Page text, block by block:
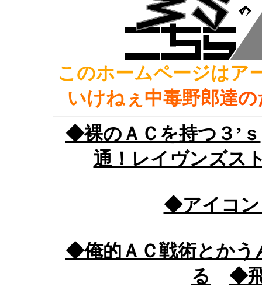
このホームページはア
いけねぇ 中毒野郎達の
◆裸のＡＣを持つ３’ｓ
通！レイヴンズス
◆アイコン
◆俺的ＡＣ戦術とかう
る
◆